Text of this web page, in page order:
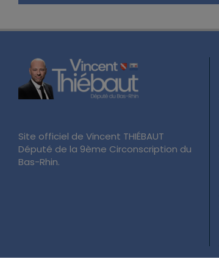
Site officiel de Vincent THIÉBAUT
Député de la 9ème Circonscription du
Bas-Rhin.